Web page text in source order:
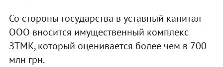
Со стороны государства в уставный капитал
ООО вносится имущественный комплекс
ЗТМК, который оценивается более чем в 700
млн грн.